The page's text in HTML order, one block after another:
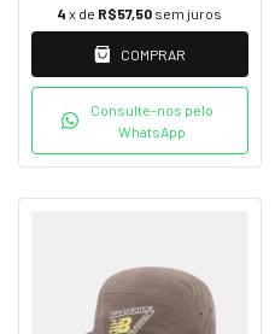
4 x de R$57,50 sem juros
COMPRAR
Consulte-nos pelo
WhatsApp